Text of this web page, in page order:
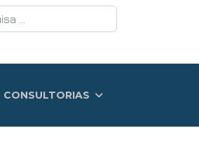
CONSULTORIAS